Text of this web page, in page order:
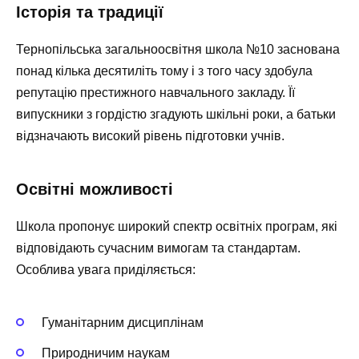
Історія та традиції
Тернопільська загальноосвітня школа №10 заснована
понад кілька десятиліть тому і з того часу здобула
репутацію престижного навчального закладу. Її
випускники з гордістю згадують шкільні роки, а батьки
відзначають високий рівень підготовки учнів.
Освітні можливості
Школа пропонує широкий спектр освітніх програм, які
відповідають сучасним вимогам та стандартам.
Особлива увага приділяється:
Гуманітарним дисциплінам
Природничим наукам